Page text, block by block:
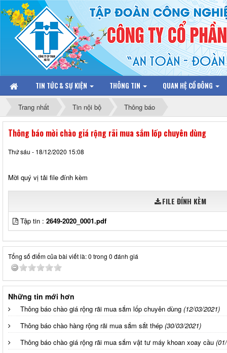
TIN TỨC & SỰ KIỆN THÔNG TIN QUAN HỆ CỔ ĐÔNG
Trang nhất Tin nội bộ Thông báo
Thông báo mời chào giá rộng rãi mua sắm lốp chuyên dùng
Thứ sáu - 18/12/2020 15:08
Mời quý vị tải file đính kèm
FILE ĐÍNH KÈM
Tập tin : 2649-2020_0001.pdf
Tổng số điểm của bài viết là: 0 trong 0 đánh giá
Những tin mới hơn
Thông báo chào giá rộng rãi mua sắm lốp chuyên dùng (12/03/2021)
Thông báo chào hàng rộng rãi mua sắm sắt thép (30/03/2021)
Thông báo chào giá rộng rãi mua sắm vật tư máy khoan xoay cầu